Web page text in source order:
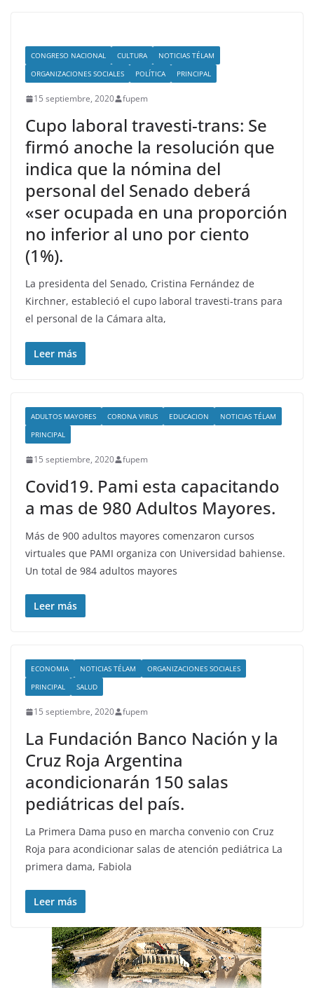
CONGRESO NACIONAL CULTURA
NOTICIAS TÉLAM
ORGANIZACIONES SOCIALES
POLÍTICA PRINCIPAL
15 septiembre, 2020 fupem
Cupo laboral travesti-trans: Se
firmó anoche la resolución que
indica que la nómina del
personal del Senado deberá
«ser ocupada en una proporción
no inferior al uno por ciento
(1%).
La presidenta del Senado, Cristina Fernández de
Kirchner, estableció el cupo laboral travesti-trans para
el personal de la Cámara alta,
Leer más
ADULTOS MAYORES CORONA VIRUS EDUCACION
NOTICIAS TÉLAM
PRINCIPAL
15 septiembre, 2020 fupem
Covid19. Pami esta capacitando
a mas de 980 Adultos Mayores.
Más de 900 adultos mayores comenzaron cursos
virtuales que PAMI organiza con Universidad bahiense.
Un total de 984 adultos mayores
Leer más
ECONOMIA NOTICIAS TÉLAM
ORGANIZACIONES SOCIALES
PRINCIPAL
SALUD
15 septiembre, 2020 fupem
La Fundación Banco Nación y la
Cruz Roja Argentina
acondicionarán 150 salas
pediátricas del país.
La Primera Dama puso en marcha convenio con Cruz
Roja para acondicionar salas de atención pediátrica La
primera dama, Fabiola
Leer más